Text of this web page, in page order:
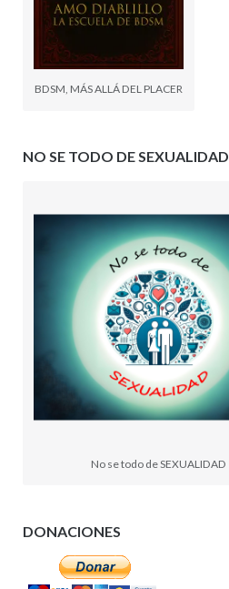
BDSM, MÁS ALLÁ DEL PLACER
NO SE TODO DE SEXUALIDAD
No se todo de SEXUALIDAD
DONACIONES